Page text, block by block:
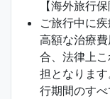
【海外旅行
ご旅行中に
高額な治療
合、法律上
担となりま
行期間のす